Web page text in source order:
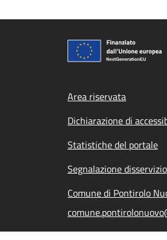
Footer
Area riservata
Dichiarazione di
Statistiche del portale
Segnalazione disservizio
Comune di Pontirolo